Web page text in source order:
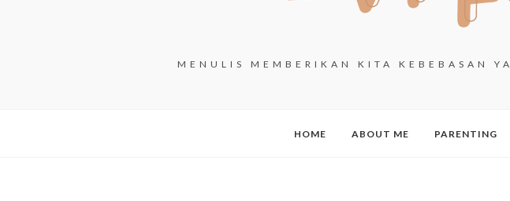
MENULIS MEMBERIKAN KITA KEBEBASAN
HOME ABOUT ME PARENTING